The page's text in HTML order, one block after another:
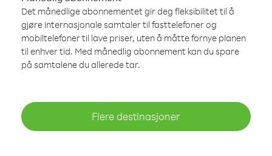
Det månedlige abonnementet gir deg fleksibilitet til å
gjøre internasjonale samtaler til fasttelefoner og
mobiltelefoner til lave priser, uten å måtte fornye planen
til enhver tid. Med månedlig abonnement kan du spare
på samtalene du allerede tar.
Flere destinasjoner